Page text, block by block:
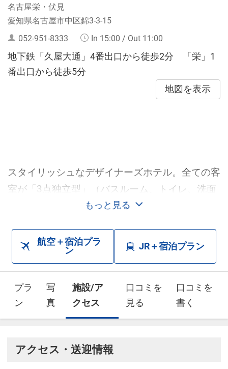
名古屋栄・伏見
愛知県名古屋市中区錦3-3-15
052-951-8333 In 15:00 / Out 11:00
地下鉄「久屋大通」4番出口から徒歩2分 「栄」1
番出口から徒歩5分
地図を表示
もっと見る
スタイリッシュなデザイナーズホテル。全ての客
室が「3点独立型」（バスルーム、トイレ、洗面
台をそれぞれ別に設ける方式）。 全館Wi-Fi無
「+Relaxation」をキーワード。ワンランク上の
サービスを提供。従来のビジネスホテルとは差別
化されたハードとソフトを提供。
航空＋宿泊プラ
ン
JR＋宿泊プラン
プラ
ン
写
真
施設/ア
クセス
口コミを
見る
口コミを
書く
アクセス・送迎情報